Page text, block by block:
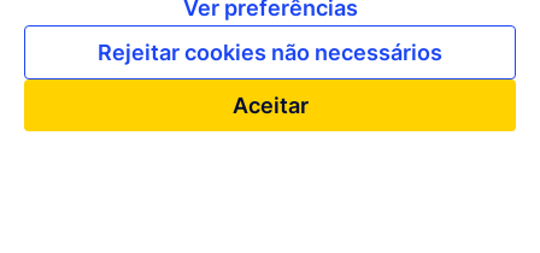
apexbrasil@apexbrasil.com.br
Nossos escritórios pelo mundo
Ver preferências
Rejeitar cookies não necessários
Aceitar